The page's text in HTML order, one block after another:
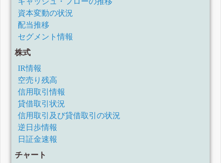
資本変動の状況
配当推移
セグメント情報
株式
IR情報
空売り残高
信用取引情報
貸借取引状況
信用取引及び貸借取引の状況
逆日歩情報
日証金速報
チャート